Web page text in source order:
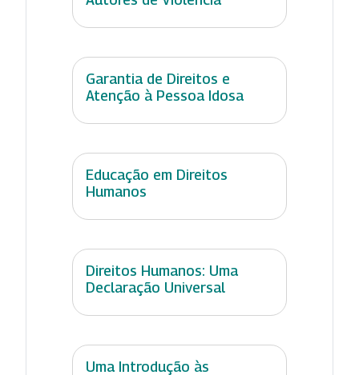
Garantia de Direitos e
Atenção à Pessoa Idosa
Educação em Direitos
Humanos
Direitos Humanos: Uma
Declaração Universal
Uma Introdução às